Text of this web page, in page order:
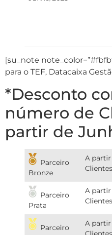
[su_note
para o TEF, Datacaixa
*Desconto
número de
partir de
Parceiro
Bronze
A
Clientes
Parceiro
Prata
A
Clientes
Parceiro
A